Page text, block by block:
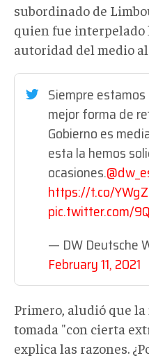
subordinado de
quien fue interpelado
autoridad del medio
Siempre
mejor forma de
Gobierno es
esta la hemos
ocasiones.
https://t.co/
pic.twitter.com/
— DW Deutsche
February 11, 2021
Primero, aludió que
tomada "con cierta
explica las razones.